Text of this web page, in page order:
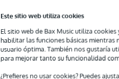
Este sitio web utiliza cookies
El sitio web de Bax Music utiliza
habilitar las funciones básicas
usuario óptima. También nos gustaría
para mejorar tanto su funcionalidad
¿Prefieres no usar cookies? Puedes